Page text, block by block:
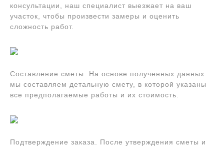
консультации, наш специалист выезжает на ваш
участок, чтобы произвести замеры и оценить
сложность работ.
Составление сметы. На основе полученных данных
мы составляем детальную смету, в которой указаны
все предполагаемые работы и их стоимость.
Подтверждение заказа. После утверждения сметы и